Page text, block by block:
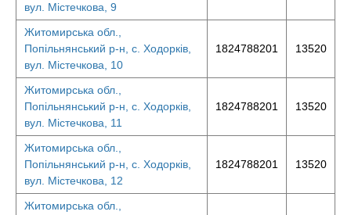
вул. Містечкова, 9
Житомирська обл.,
Попільнянський р-н, с. Ходорків,
вул. Містечкова, 10
1824788201 13520
Житомирська обл.,
Попільнянський р-н, с. Ходорків,
вул. Містечкова, 11
1824788201 13520
Житомирська обл.,
Попільнянський р-н, с. Ходорків,
вул. Містечкова, 12
1824788201 13520
Житомирська обл.,